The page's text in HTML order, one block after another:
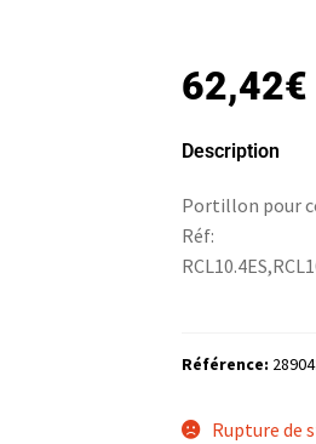
62,42€
Description
Portillon pour
Réf:
Référence:
Rupture de